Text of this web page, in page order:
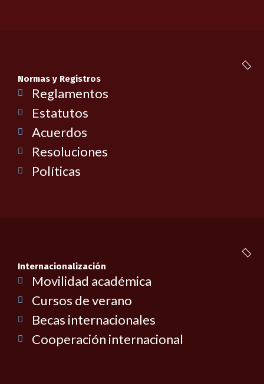
Normas y Registros
Reglamentos
Estatutos
Acuerdos
Resoluciones
Políticas
Internacionalización
Movilidad académica
Cursos de verano
Becas internacionales
Cooperación internacional